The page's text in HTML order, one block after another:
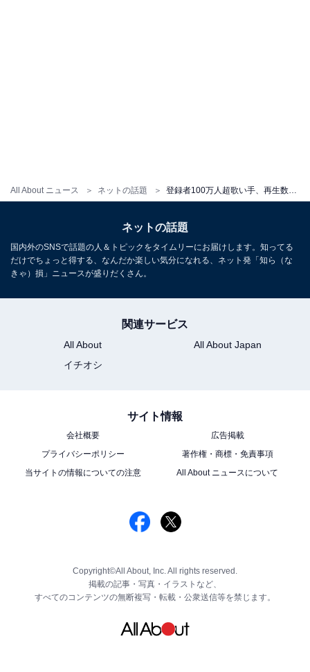
All About ニュース ネットの話題
ネットの話題
国内外のSNSで話題の人＆トピックをタイムリーにお届けします。知ってる
だけでちょっと得する、なんだか楽しい気分になれる、ネット発「知ら（な
きゃ）損」ニュースが盛りだくさん。
関連サービス
All About
All About Japan
イチオシ
サイト情報
会社概要
広告掲載
プライバシーポリシー
著作権・商標・免責事項
当サイトの情報についての注意
All About ニュースについて
Copyright©All About, Inc. All rights reserved.
掲載の記事・写真・イラストなど、
すべてのコンテンツの無断複写・転載・公衆送信等を禁じます。